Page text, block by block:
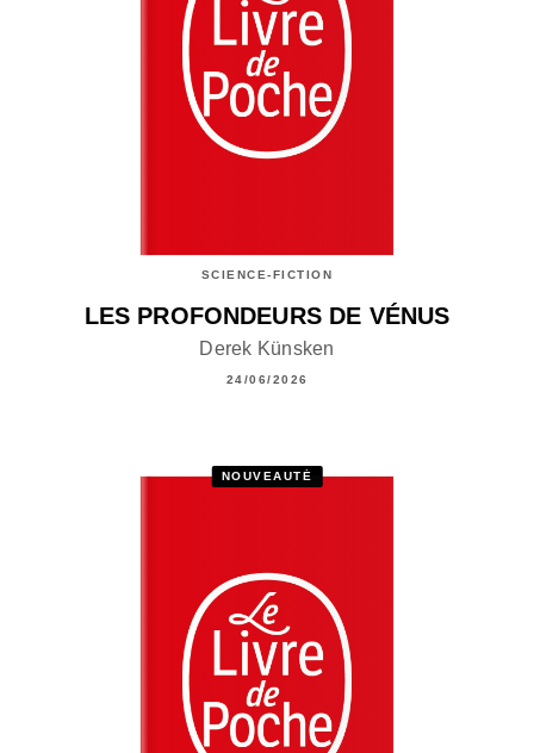
SCIENCE-FICTION
LES PROFONDEURS DE VÉNUS
Derek Künsken
24/06/2026
NOUVEAUTÉ